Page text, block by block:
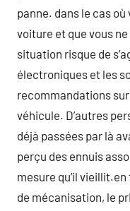
panne. dans le cas
voiture et que vous
situation risque de
électroniques et les
recommandations
véhicule. D’autres
déjà passées par là
perçu des ennuis
mesure qu’il
de mécanisation, le